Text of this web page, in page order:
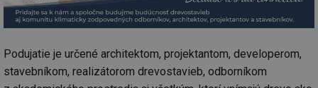
Podujatie je určené architektom, projektantom, developerom,
stavebníkom, realizátorom drevostavieb, odborníkom